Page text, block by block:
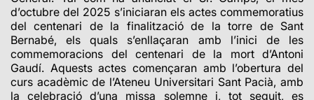
d’octubre del 2025 s’iniciaran els actes commemoratius
del centenari de la finalització de la torre de Sant
Bernabé, els quals s’enllaçaran amb l’inici de les
commemoracions del centenari de la mort d’Antoni
Gaudí. Aquests actes començaran amb l’obertura del
curs acadèmic de l’Ateneu Universitari Sant Pacià, amb
la celebració d’una missa solemne i, tot seguit, es